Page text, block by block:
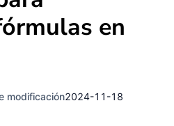
en
modificación2024-11-18